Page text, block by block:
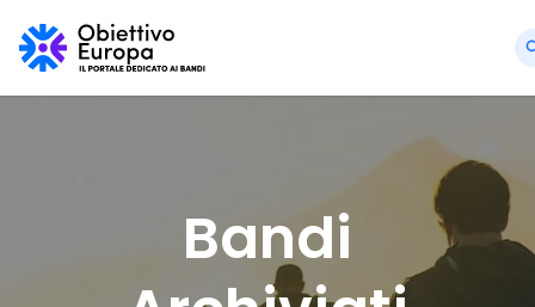
Bandi